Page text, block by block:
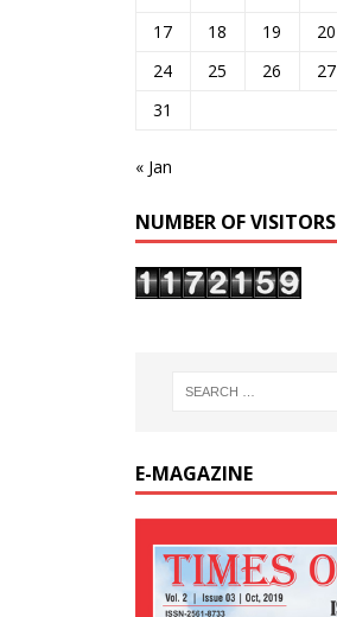
17
18 19 20
24
25 26 27
31
« Jan
NUMBER OF VISITORS
E-MAGAZINE